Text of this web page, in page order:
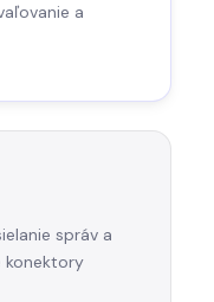
a
správ a
konektory